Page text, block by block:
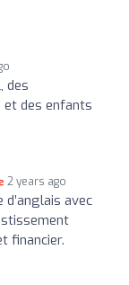
des
et des enfants
2 years ago
avec
financier.